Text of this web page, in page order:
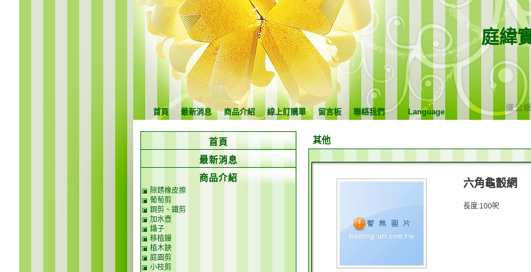
庭緯
首頁 最新消息 商品介紹 線上訂購單 留言板 聯絡我們 Language
其他
六角龜瞉網
長度:100呎
首頁
最新消息
商品介紹
除銹橡皮擦
葡萄剪
鋼剪、鐵剪
加水壺
鑷子
移植鏝
植木鋏
庭園剪
小枝剪